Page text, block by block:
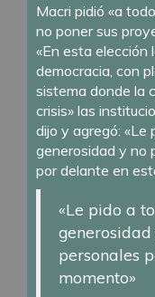
Macri pidió «a
no poner sus
«En esta elección
democracia, con
sistema donde la
crisis» las
dijo y agregó: «Le
generosidad y no
por delante en
«Le pido a
generosidad
personales
momento»